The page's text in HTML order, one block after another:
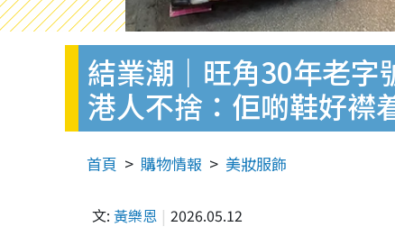
結業潮｜旺角30年老字
港人不捨：佢啲鞋好襟
首頁 購物情報 美妝服飾
文: 黃樂恩 2026.05.12